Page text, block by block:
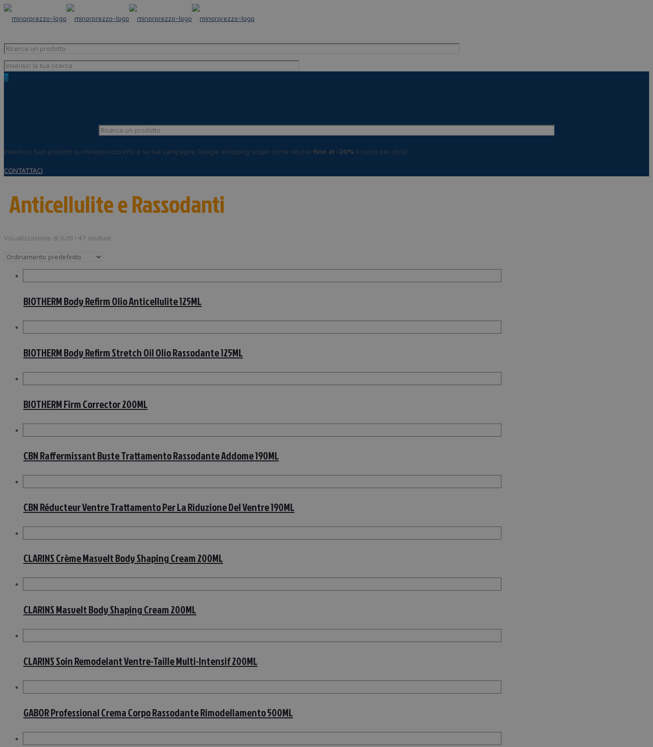
0
Inserisci i tuoi prodotti su minorprezzo.info e se hai campagne Google shopping scopri come ridurre fino al -20% il costo per click!
CONTATTACI
Anticellulite e Rassodanti
Visualizzazione di tutti i 47 risultati
BIOTHERM Body Refirm Olio Anticellulite 125ML
BIOTHERM Body Refirm Stretch Oil Olio Rassodante 125ML
BIOTHERM Firm Corrector 200ML
CBN Raffermissant Buste Trattamento Rassodante Addome 190ML
CBN Réducteur Ventre Trattamento Per La Riduzione Del Ventre 190ML
CLARINS Crème Masvelt Body Shaping Cream 200ML
CLARINS Masvelt Body Shaping Cream 200ML
CLARINS Soin Remodelant Ventre-Taille Multi-Intensif 200ML
GABOR Professional Crema Corpo Rassodante Rimodellamento 500ML